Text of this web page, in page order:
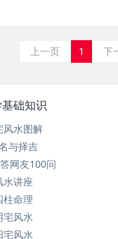
上一页 1 下
础知识
风水图解
与择吉
网友100问
水讲座
柱命理
宅风水
宅风水